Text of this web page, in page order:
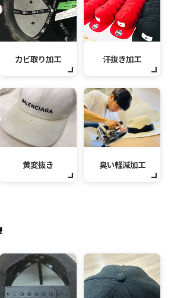
カビ取り加工 汗抜き加工
黄変抜き 臭い軽減加工